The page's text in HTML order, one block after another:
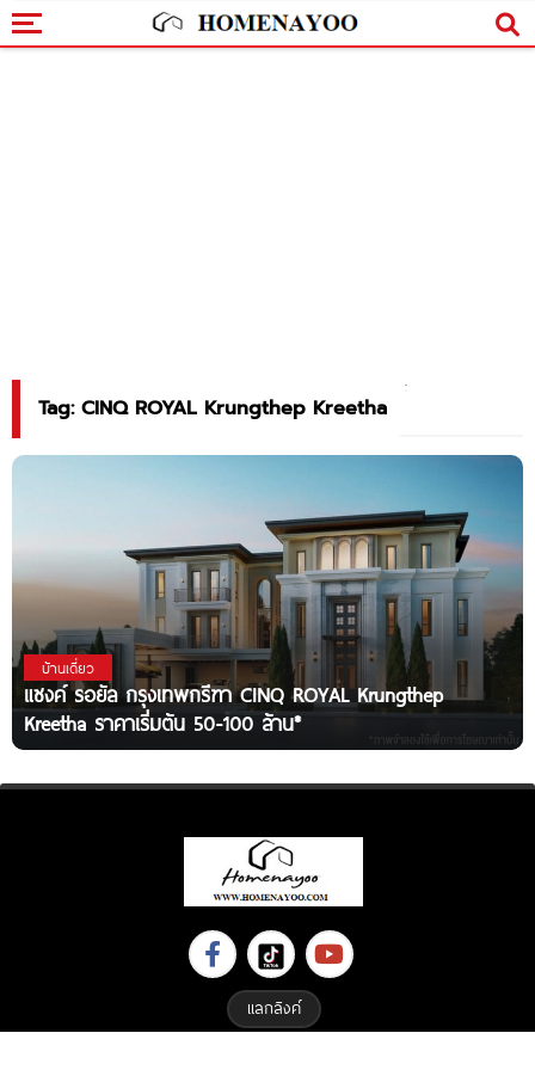
Tag: CINQ ROYAL Krungthep Kreetha
บ้านเดี่ยว
แซงค์ รอยัล กรุงเทพกรีฑา CINQ ROYAL Krungthep
Kreetha ราคาเริ่มต้น 50-100 ล้าน*
แลกลิงค์